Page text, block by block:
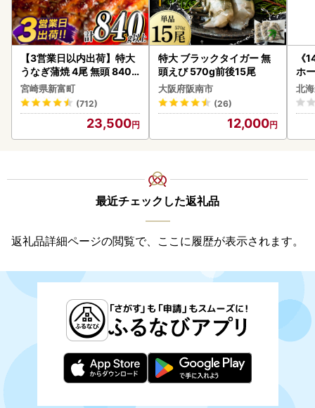
【3営業日以内出荷】特大
うなぎ蒲焼 4尾 無頭 840g
以上 C388-840-3D
宮崎県新富町
(712)
23,500
特大 ブラックタイガー 無
頭えび 570g前後15尾
大阪府阪南市
(26)
12,000
《
ホ
( 飲
ク
贈
い
北
最近チェックした返礼品
返礼品詳細ページの閲覧で、ここに履歴が表示されます。